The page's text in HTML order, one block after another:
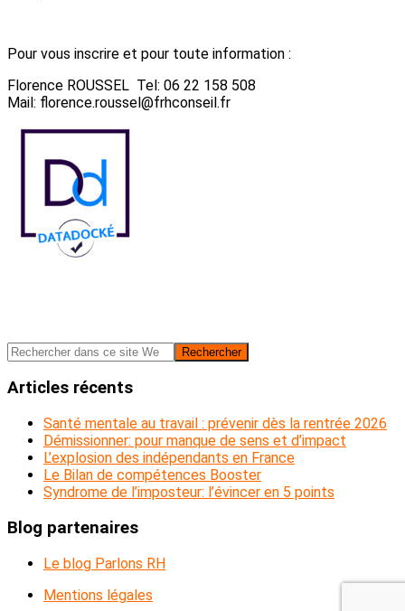
Pour vous inscrire et pour toute information :
Florence ROUSSEL Tel: 06 22 158 508
Mail: florence.roussel@frhconseil.fr
Barre
latérale
Rechercher
dans
ce
Web
Articles récents
Santé mentale au travail : prévenir dès la rentrée 2026
Démissionner: pour manque de sens et d’impact
L’explosion des indépendants en France
Le Bilan de compétences Booster
Syndrome de l’imposteur: l’évincer en 5 points
Blog partenaires
Le blog Parlons RH
Mentions légales